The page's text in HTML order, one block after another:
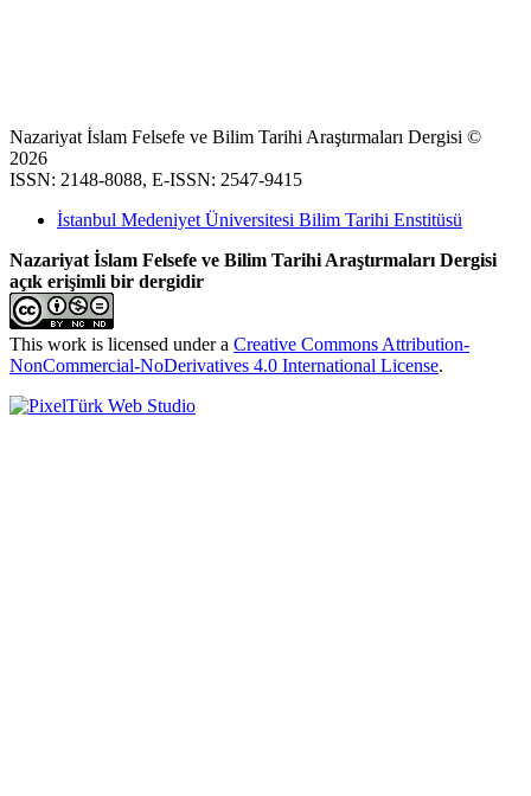
Nazariyat İslam Felsefe ve Bilim Tarihi Araştırmaları Dergisi ©
2026
ISSN: 2148-8088, E-ISSN: 2547-9415
İstanbul Medeniyet Üniversitesi Bilim Tarihi Enstitüsü
Nazariyat İslam Felsefe ve Bilim Tarihi Araştırmaları Dergisi
açık erişimli bir dergidir
This work is licensed under a Creative Commons Attribution-
NonCommercial-NoDerivatives 4.0 International License.